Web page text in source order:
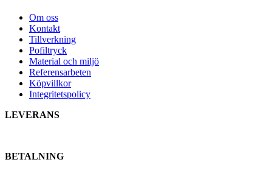
Om oss
Kontakt
Tillverkning
Pofiltryck
Material och miljö
Referensarbeten
Köpvillkor
Integritetspolicy
LEVERANS
BETALNING